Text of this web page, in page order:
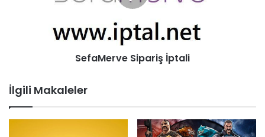
SefaMerve Sipariş İptali
İlgili Makaleler